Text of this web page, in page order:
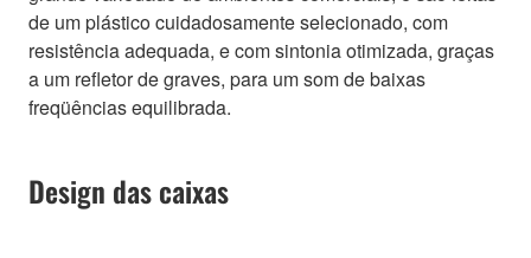
de um plástico cuidadosamente selecionado, com
resistência adequada, e com sintonia otimizada, graças
a um refletor de graves, para um som de baixas
freqüências equilibrada.
Design das caixas